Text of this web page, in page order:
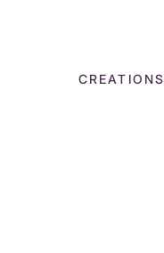
CREATIONS